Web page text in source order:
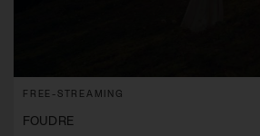
FREE-STREAMING
FOUDRE